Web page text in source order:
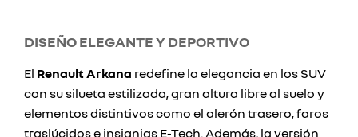
DISEÑO ELEGANTE Y DEPORTIVO
El Renault Arkana redefine la elegancia en los SUV
con su silueta estilizada, gran altura libre al suelo y
elementos distintivos como el alerón trasero, faros
traslúcidos e insignias E-Tech. Además, la versión